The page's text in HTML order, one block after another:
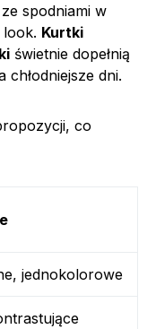
spodniami w
Kurtki
świetnie dopełnią
dni.
co
jednokolorowe